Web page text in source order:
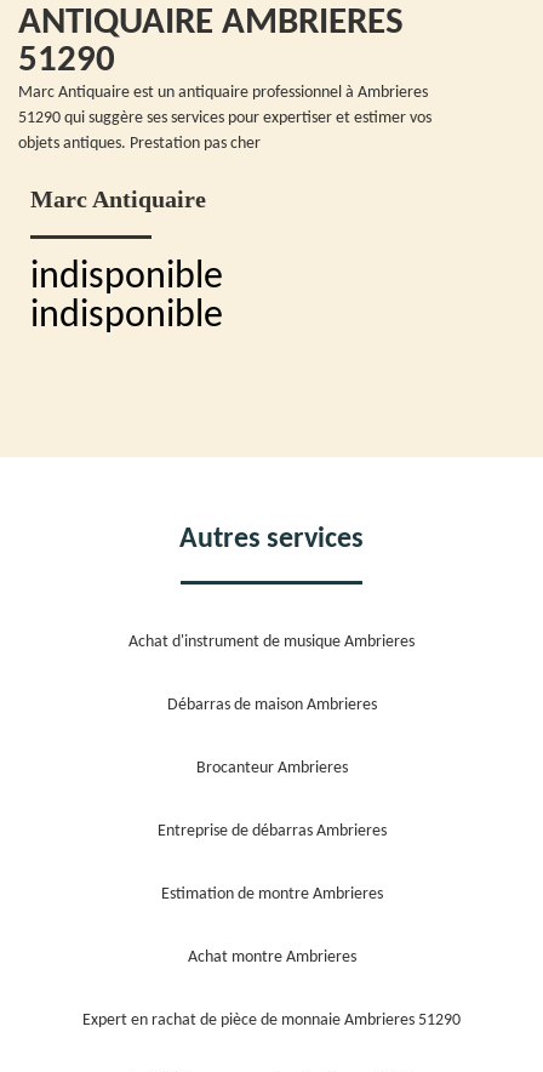
ANTIQUAIRE AMBRIERES
51290
Marc Antiquaire est un antiquaire professionnel à Ambrieres
51290 qui suggère ses services pour expertiser et estimer vos
objets antiques. Prestation pas cher
Marc Antiquaire
indisponible
indisponible
Autres services
Achat d'instrument de musique Ambrieres
Débarras de maison Ambrieres
Brocanteur Ambrieres
Entreprise de débarras Ambrieres
Estimation de montre Ambrieres
Achat montre Ambrieres
Expert en rachat de pièce de monnaie Ambrieres 51290